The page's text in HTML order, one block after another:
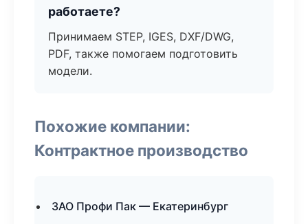
работаете?
Принимаем STEP, IGES, DXF/DWG,
PDF, также помогаем подготовить
модели.
Похожие компании:
Контрактное производство
ЗАО Профи Пак — Екатеринбург